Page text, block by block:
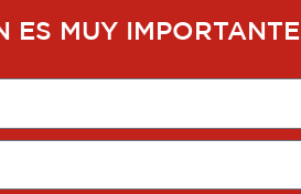
ES MUY IMPORTANTE